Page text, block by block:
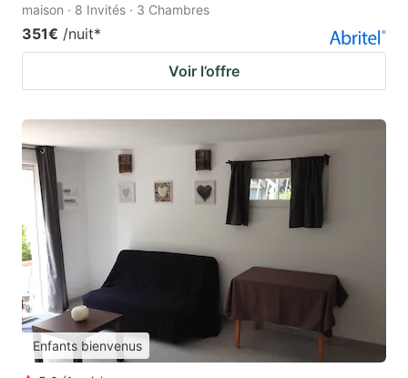
maison · 8 Invités · 3 Chambres
351€ /nuit*
Voir l’offre
Enfants bienvenus